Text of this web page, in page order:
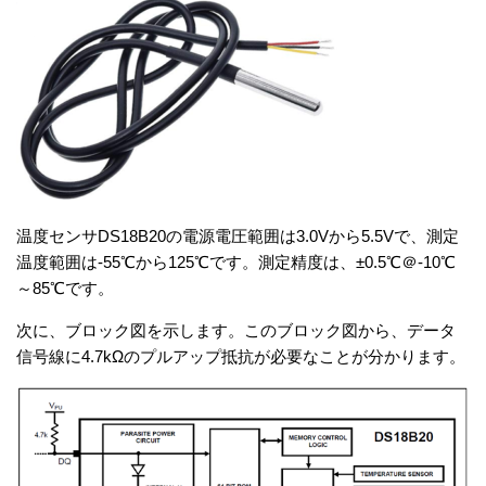
温度センサDS18B20の電源電圧範囲は3.0Vから5.5Vで、測定
温度範囲は-55℃から125℃です。測定精度は、±0.5℃＠-10℃
～85℃です。
次に、ブロック図を示します。このブロック図から、データ
信号線に4.7kΩのプルアップ抵抗が必要なことが分かります。